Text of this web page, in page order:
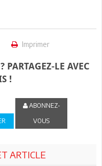
Imprimer
PARTAGEZ-LE AVEC
!
ABONNEZ-
VOUS
ARTICLE